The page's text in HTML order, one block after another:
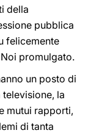
della
pubblica
felicemente
promulgato.
un posto di
la
mutui rapporti,
di tanta